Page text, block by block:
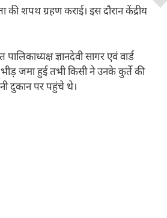
की शपथ ग्रहण कराई। इस दौरान केंद्रीय
ज्ञानदेवी सागर एवं वार्ड
जमा हुई तभी किसी ने उनके कुर्ते की
दुकान पर पहुंचे थे।